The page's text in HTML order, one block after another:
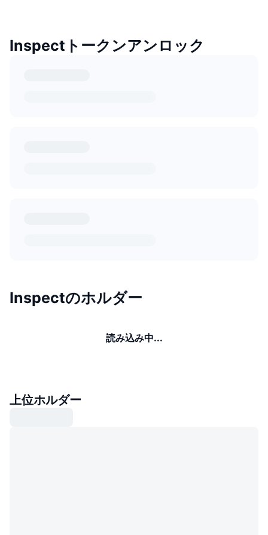
Inspectトークンアンロック
Inspectのホルダー
読み込み中...
上位ホルダー